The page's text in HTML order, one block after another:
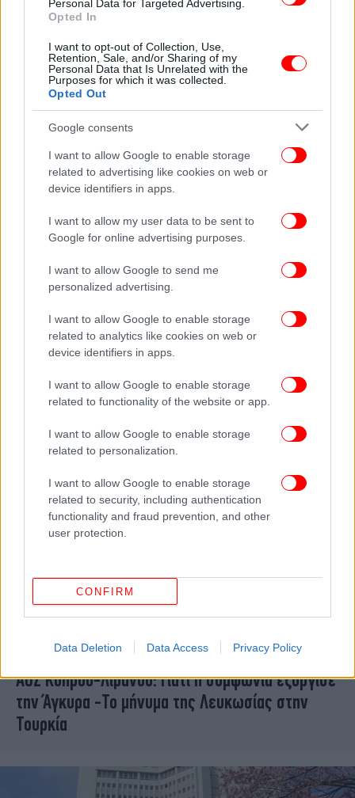
Personal Data for Targeted Advertising.
Opted In
I want to opt-out of Collection, Use,
Retention, Sale, and/or Sharing of my
Personal Data that Is Unrelated with the
Purposes for which it was collected.
Opted Out
Google consents
I want to allow Google to enable storage
related to advertising like cookies on web or
device identifiers in apps.
I want to allow my user data to be sent to
Google for online advertising purposes.
I want to allow Google to send me
personalized advertising.
I want to allow Google to enable storage
related to analytics like cookies on web or
device identifiers in apps.
I want to allow Google to enable storage
related to functionality of the website or app.
I want to allow Google to enable storage
related to personalization.
I want to allow Google to enable storage
related to security, including authentication
functionality and fraud prevention, and other
user protection.
CONFIRM
Data Deletion Data Access Privacy Policy
ΚΟΣΜΟΣ 08/12/2025 20:28
Συνάντηση του Αλ Σίσι με τον Χαφτάρ στο Κάιρο
-Στο επίκεντρο η οριοθέτηση ΑΟΖ μεταξύ
Αιγύπτου και Λιβύης
ΚΟΣΜΟΣ 30/11/2025 10:41
Τραμπ επαναφέρει το σχέδιο αμερικανικής
λύσης στα ελληνοτουρκικά
30/11/2025 07:27
ΑΟΖ Κύπρου-Λιβάνου: Γιατί η συμφωνία εξόργισε
την Άγκυρα -Το μήνυμα της Λευκωσίας στην
Τουρκία